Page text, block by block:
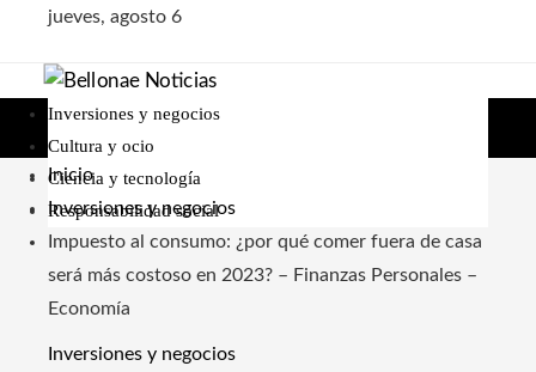
jueves, agosto 6
Inversiones y negocios
Cultura y ocio
Ciencia y tecnología
Responsabilidad social
Inicio
Inversiones y negocios
Impuesto al consumo: ¿por qué comer fuera de casa
será más costoso en 2023? – Finanzas Personales –
Economía
Inversiones y negocios